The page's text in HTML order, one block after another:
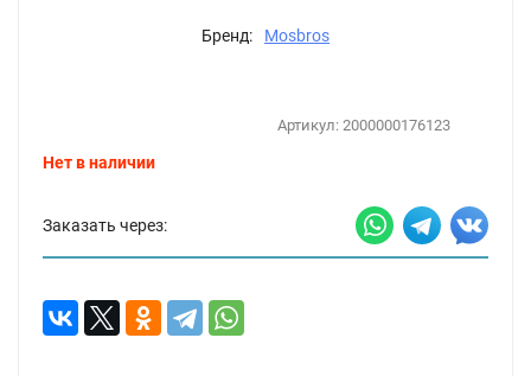
Бренд: Mosbros
Артикул: 2000000176123
Нет в наличии
Заказать через: